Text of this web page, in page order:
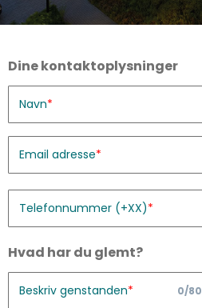
Dine kontaktoplysninger
Navn
Email adresse
Telefonnummer (+XX)
Hvad har du glemt?
Beskriv genstanden 0/80